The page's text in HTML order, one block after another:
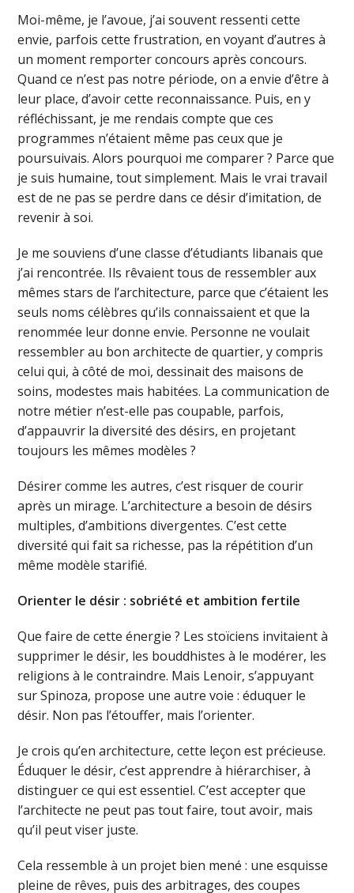
Moi-même, je l’avoue, j’ai souvent ressenti cette
envie, parfois cette frustration, en voyant d’autres à
un moment remporter concours après concours.
Quand ce n’est pas notre période, on a envie d’être à
leur place, d’avoir cette reconnaissance. Puis, en y
réfléchissant, je me rendais compte que ces
programmes n’étaient même pas ceux que je
poursuivais. Alors pourquoi me comparer ? Parce que
je suis humaine, tout simplement. Mais le vrai travail
est de ne pas se perdre dans ce désir d’imitation, de
revenir à soi.
Je me souviens d’une classe d’étudiants libanais que
j’ai rencontrée. Ils rêvaient tous de ressembler aux
mêmes stars de l’architecture, parce que c’étaient les
seuls noms célèbres qu’ils connaissaient et que la
renommée leur donne envie. Personne ne voulait
ressembler au bon architecte de quartier, y compris
celui qui, à côté de moi, dessinait des maisons de
soins, modestes mais habitées. La communication de
notre métier n’est-elle pas coupable, parfois,
d’appauvrir la diversité des désirs, en projetant
toujours les mêmes modèles ?
Désirer comme les autres, c’est risquer de courir
après un mirage. L’architecture a besoin de désirs
multiples, d’ambitions divergentes. C’est cette
diversité qui fait sa richesse, pas la répétition d’un
même modèle starifié.
Orienter le désir : sobriété et ambition fertile
Que faire de cette énergie ? Les stoïciens invitaient à
supprimer le désir, les bouddhistes à le modérer, les
religions à le contraindre. Mais Lenoir, s’appuyant
sur Spinoza, propose une autre voie : éduquer le
désir. Non pas l’étouffer, mais l’orienter.
Je crois qu’en architecture, cette leçon est précieuse.
Éduquer le désir, c’est apprendre à hiérarchiser, à
distinguer ce qui est essentiel. C’est accepter que
l’architecte ne peut pas tout faire, tout avoir, mais
qu’il peut viser juste.
Cela ressemble à un projet bien mené : une esquisse
pleine de rêves, puis des arbitrages, des coupes